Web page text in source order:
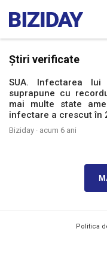
Știri verificate
SUA. Infectarea
suprapune cu
mai multe state
infectare a crescut în
Biziday · acum 6 ani
Politica